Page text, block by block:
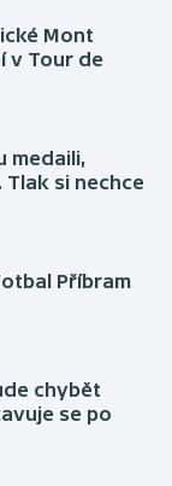
Mont
v Tour de
medaili,
Tlak si nechce
Příbram
chybět
se po